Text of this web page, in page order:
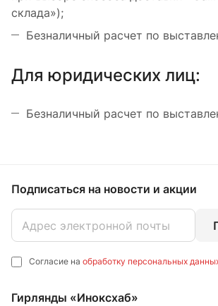
склада»);
Безналичный расчет по
Для юридических лиц:
Безналичный расчет по
Подписаться на новости и акции
Согласие на обработку персональных
Гирлянды «Иноксхаб»